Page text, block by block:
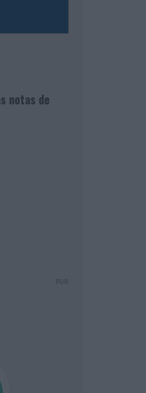
notas de
PUB